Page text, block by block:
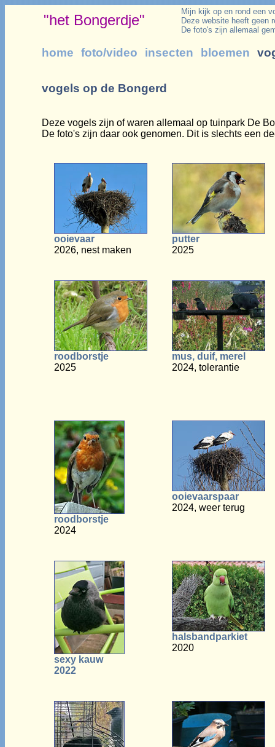
"het Bongerdje"
Mijn kijk op en rond een
Deze website heeft geen
De foto's zijn allemaal
home foto/video insecten bloemen
vogels op de Bongerd
Deze vogels zijn of waren allemaal op tuinpark De
De foto's zijn daar ook genomen. Dit is slechts een
ooievaar
2026, nest maken
putter
2025
roodborstje
2025
mus, duif, merel
2024, tolerantie
roodborstje
2024
ooievaarspaar
2024, weer terug
sexy kauw
2022
halsbandparkiet
2020